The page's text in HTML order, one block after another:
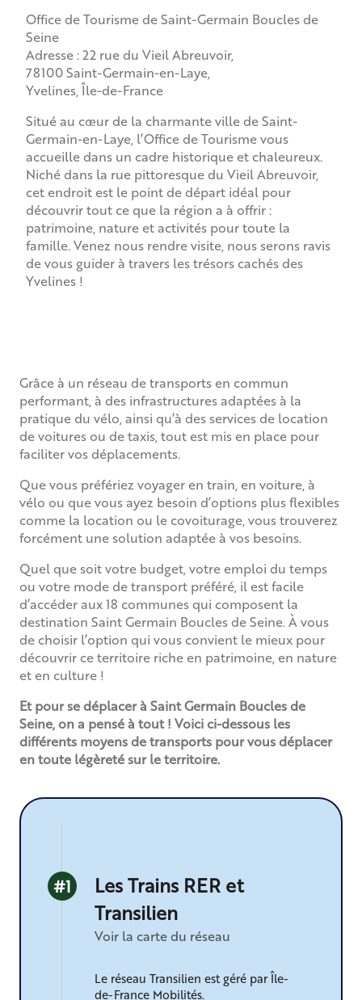
En voiture
En transports en commun
À pied
Office de Tourisme de Saint-Germain Boucles de
Seine
Adresse : 22 rue du Vieil Abreuvoir,
78100 Saint-Germain-en-Laye,
Yvelines, Île-de-France
Situé au cœur de la charmante ville de Saint-
Germain-en-Laye, l’Office de Tourisme vous
accueille dans un cadre historique et chaleureux.
Niché dans la rue pittoresque du Vieil Abreuvoir,
cet endroit est le point de départ idéal pour
découvrir tout ce que la région a à offrir :
patrimoine, nature et activités pour toute la
famille. Venez nous rendre visite, nous serons ravis
de vous guider à travers les trésors cachés des
Yvelines !
Grâce à un réseau de transports en commun
performant, à des infrastructures adaptées à la
pratique du vélo, ainsi qu’à des services de location
de voitures ou de taxis, tout est mis en place pour
faciliter vos déplacements.
Que vous préfériez voyager en train, en voiture, à
vélo ou que vous ayez besoin d’options plus flexibles
comme la location ou le covoiturage, vous trouverez
forcément une solution adaptée à vos besoins.
Quel que soit votre budget, votre emploi du temps
ou votre mode de transport préféré, il est facile
d’accéder aux 18 communes qui composent la
destination Saint Germain Boucles de Seine. À vous
de choisir l’option qui vous convient le mieux pour
découvrir ce territoire riche en patrimoine, en nature
et en culture !
Et pour se déplacer à Saint Germain Boucles de
Seine, on a pensé à tout ! Voici ci-dessous les
différents moyens de transports pour vous déplacer
en toute légèreté sur le territoire.
#1
Les Trains RER et
Transilien
Voir la carte du réseau
Le réseau Transilien est géré par Île-
de-France Mobilités.